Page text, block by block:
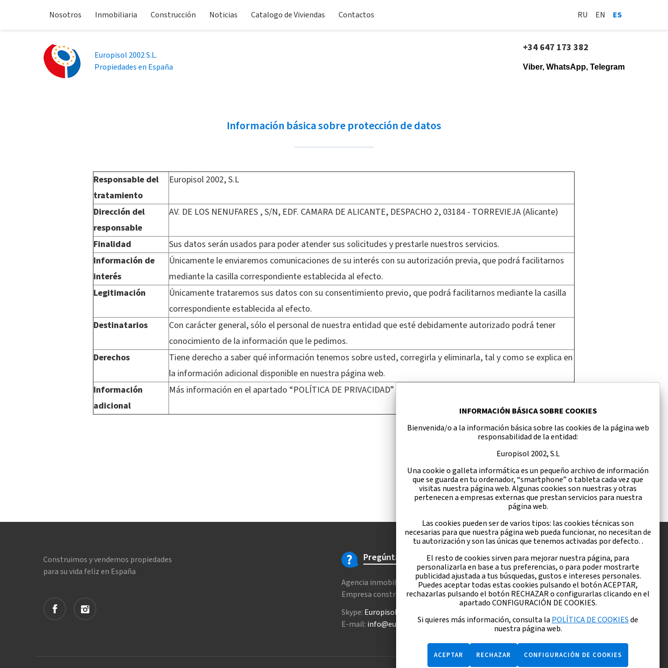
Nosotros Inmobiliaria Construcción Noticias Catalogo de Viviendas Contactos RU EN ES
Europisol 2002 S.L.
Propiedades en España
+34 647 173 382
Viber, WhatsApp, Telegram
Información básica sobre protección de datos
Responsable del
tratamiento
Europisol 2002, S.L
Dirección del
responsable
AV. DE LOS NENUFARES , S/N, EDF. CAMARA DE ALICANTE, DESPACHO 2, 03184 - TORREVIEJA (Alicante)
Finalidad
Sus datos serán usados para poder atender sus solicitudes y prestarle nuestros servicios.
Información de
interés
Únicamente le enviaremos comunicaciones de su interés con su autorización previa, que podrá facilitarnos
mediante la casilla correspondiente establecida al efecto.
Legitimación
Únicamente trataremos sus datos con su consentimiento previo, que podrá facilitarnos mediante la casilla
correspondiente establecida al efecto.
Destinatarios
Con carácter general, sólo el personal de nuestra entidad que esté debidamente autorizado podrá tener
conocimiento de la información que le pedimos.
Derechos
Tiene derecho a saber qué información tenemos sobre usted, corregirla y eliminarla, tal y como se explica en
la información adicional disponible en nuestra página web.
Información
adicional
Más información en el apartado “POLÍTICA DE PRIVACIDAD” de nuestra página web.
Construimos y vendemos propiedades
para su vida feliz en España
Pregúntame
Agencia inmobiliaria +34 647 173 382
Empresa constructora +34 607 961 116
Skype: Europisol
E-mail: info@europisol.com
INFORMACIÓN BÁSICA SOBRE COOKIES
Bienvenida/o a la información básica sobre las cookies de la página web
responsabilidad de la entidad:
Europisol 2002, S.L
Una cookie o galleta informática es un pequeño archivo de información
que se guarda en tu ordenador, “smartphone” o tableta cada vez que
visitas nuestra página web. Algunas cookies son nuestras y otras
pertenecen a empresas externas que prestan servicios para nuestra
página web.
Las cookies pueden ser de varios tipos: las cookies técnicas son
necesarias para que nuestra página web pueda funcionar, no necesitan de
tu autorización y son las únicas que tenemos activadas por defecto. .
El resto de cookies sirven para mejorar nuestra página, para
personalizarla en base a tus preferencias, o para poder mostrarte
publicidad ajustada a tus búsquedas, gustos e intereses personales.
Puedes aceptar todas estas cookies pulsando el botón ACEPTAR,
rechazarlas pulsando el botón RECHAZAR o configurarlas clicando en el
apartado CONFIGURACIÓN DE COOKIES.
Si quieres más información, consulta laPOLÍTICA DE COOKIESde
nuestra página web.
ACEPTAR RECHAZAR CONFIGURACIÓN DE COOKIES